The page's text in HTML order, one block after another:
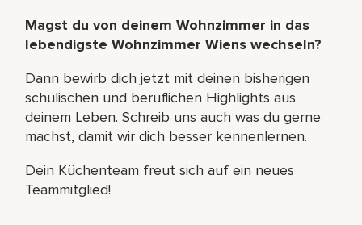
Magst du von deinem Wohnzimmer in das
lebendigste Wohnzimmer Wiens wechseln?
Dann bewirb dich jetzt mit deinen bisherigen
schulischen und beruflichen Highlights aus
deinem Leben. Schreib uns auch was du gerne
machst, damit wir dich besser kennenlernen.
Dein Küchenteam freut sich auf ein neues
Teammitglied!